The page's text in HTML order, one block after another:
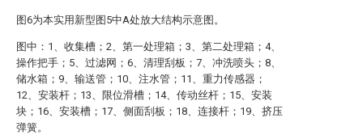
图6为本实用新型图5中A处放大结构示意图。
图中：1、收集槽；2、第一处理箱；3、第二处理箱；4、
操作把手；5、过滤网；6、清理刮板；7、冲洗喷头；8、
储水箱；9、输送管；10、注水管；11、重力传感器；
12、安装杆；13、限位滑槽；14、传动丝杆；15、安装
块；16、安装槽；17、侧面刮板；18、连接杆；19、挤压
弹簧。